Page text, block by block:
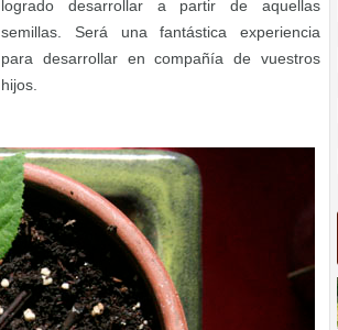
logrado desarrollar a partir de aquellas
semillas. Será una fantástica experiencia
para desarrollar en compañía de vuestros
hijos.